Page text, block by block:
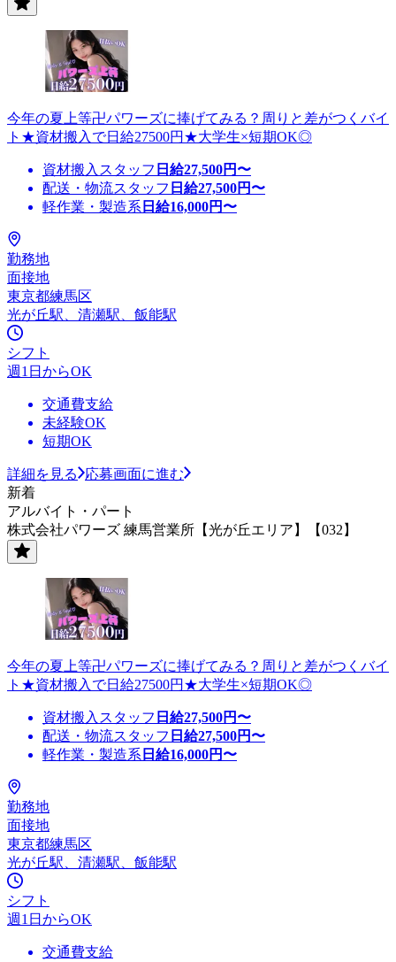
今年の夏上等卍パワーズに捧げてみる？周りと差がつくバイ
ト★資材搬入で日給27500円★大学生×短期OK◎
資材搬入スタッフ 日給27,500円〜
配送・物流スタッフ 日給27,500円〜
軽作業・製造系 日給16,000円〜
勤務地
面接地
東京都練馬区
光が丘駅、清瀬駅、飯能駅
シフト
週1日からOK
交通費支給
未経験OK
短期OK
詳細を見る
応募画面に進む
新着
アルバイト・パート
株式会社パワーズ 練馬営業所【光が丘エリア】【032】
今年の夏上等卍パワーズに捧げてみる？周りと差がつくバイ
ト★資材搬入で日給27500円★大学生×短期OK◎
資材搬入スタッフ 日給27,500円〜
配送・物流スタッフ 日給27,500円〜
軽作業・製造系 日給16,000円〜
勤務地
面接地
東京都練馬区
光が丘駅、清瀬駅、飯能駅
シフト
週1日からOK
交通費支給